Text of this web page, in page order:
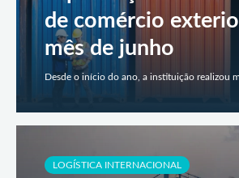
de comércio
mês de junho
Desde o início do ano, a instituição realizou
LOGÍSTICA INTERNACIONAL